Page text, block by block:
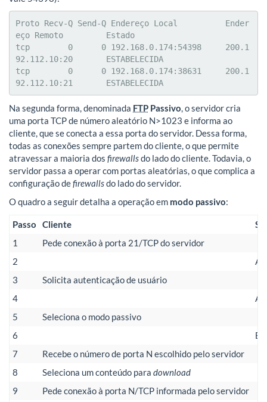
Proto Recv-Q Send-Q Endereço Local          Ender
eço Remoto         Estado
tcp        0      0 192.168.0.174:54398     200.1
92.112.10:20       ESTABELECIDA
tcp        0      0 192.168.0.174:38631     200.1
92.112.10:21       ESTABELECIDA
Na segunda forma, denominada FTP Passivo, o servidor cria
uma porta TCP de número aleatório N>1023 e informa ao
cliente, que se conecta a essa porta do servidor. Dessa forma,
todas as conexões sempre partem do cliente, o que permite
atravessar a maioria dos firewallsdo lado do cliente. Todavia, o
servidor passa a operar com portas aleatórias, o que complica a
configuração defirewallsdo lado do servidor.
O quadro a seguir detalha a operação em modo passivo:
Passo Cliente
1
Pede conexão à porta 21/TCP do servidor
2
3
Solicita autenticação de usuário
4
5
Seleciona o modo passivo
6
7
Recebe o número de porta N escolhido pelo servidor
8
Seleciona um conteúdo para download
9
Pede conexão à porta N/TCP informada pelo servidor